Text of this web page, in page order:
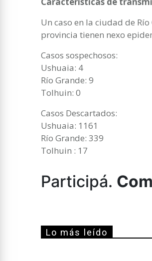
Un caso en la ciudad de
provincia tienen nexo
Casos sospechosos:
Ushuaia: 4
Río Grande: 9
Tolhuin: 0
Casos Descartados:
Ushuaia: 1161
Río Grande: 339
Tolhuin : 17
Participá.
Lo más leído